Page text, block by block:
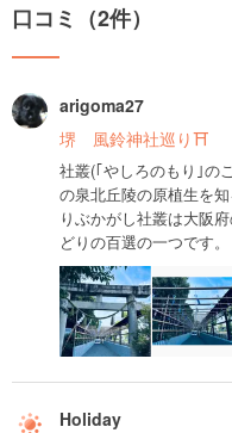
口コミ（2件）
arigoma27
堺 風鈴神社巡り⛩
社叢(｢やしろのもり｣の
の泉北丘陵の原植生を
りぶかがし社叢は大阪
どりの百選の一つです。
Holiday